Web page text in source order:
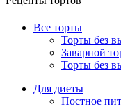
Все торты
Торты без
Заварной
Торты без
Для диеты
Постное